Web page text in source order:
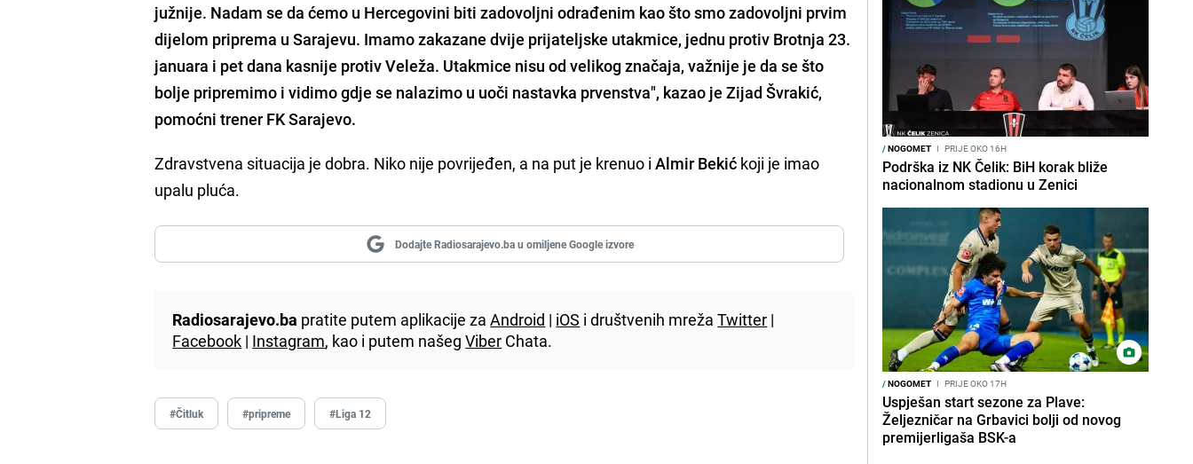
južnije. Nadam se da ćemo u Hercegovini biti zadovoljni odrađenim kao što smo zadovoljni prvim
dijelom priprema u Sarajevu. Imamo zakazane dvije prijateljske utakmice, jednu protiv Brotnja 23.
januara i pet dana kasnije protivVeleža. Utakmice nisu od velikog značaja, važnije je da se što
bolje pripremimo i vidimo gdje se nalazimo u uoči nastavka prvenstva", kazao jeZijad Švrakić,
pomoćni trener FK Sarajevo.
Zdravstvena situacija je dobra. Niko nije povrijeđen, a na put je krenuo iAlmir Bekić koji je imao
upalu pluća.
Dodajte Radiosarajevo.ba u omiljene Google izvore
Radiosarajevo.ba pratite putem aplikacije zaAndroid | iOS i društvenih mrežaTwitter |
Facebook | Instagram, kao i putem našegViber Chata.
#Čitluk #pripreme #Liga 12
/NOGOMET I PRIJE OKO 16H
Podrška iz NK Čelik: BiH korak bliže
nacionalnom stadionu u Zenici
/NOGOMET I PRIJE OKO 17H
Uspješan start sezone za Plave:
Željezničar na Grbavici bolji od novog
premijerligaša BSK-a